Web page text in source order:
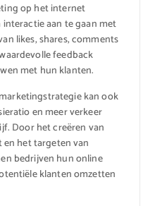
op het internet
aan te gaan met
likes, shares, comments
feedback
met hun klanten.
kan ook
en meer verkeer
Door het creëren van
het targeten van
bedrijven hun online
klanten omzetten